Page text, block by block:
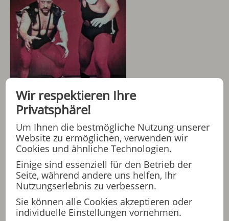
Quelle: Bild
Und vor einiger Zeit sind Sie an Alzheimer erkrankt…
„Da begann erst der schwerste Kampf meines Lebens. Aber
es ist nicht meine Art aufzugeben. Letztes Jahr habe ich
mich einer neuen Therapie unterzogen und ließ mich in
einer Klinik für Neurologie mit Schallwellen behandeln.*
Wir respektieren Ihre
Privatsphäre!
Um Ihnen die bestmögliche Nutzung unserer
Website zu ermöglichen, verwenden wir
Cookies und ähnliche Technologien.
Einige sind essenziell für den Betrieb der
Seite, während andere uns helfen, Ihr
Nutzungserlebnis zu verbessern.
Sie können alle Cookies akzeptieren oder
individuelle Einstellungen vornehmen.